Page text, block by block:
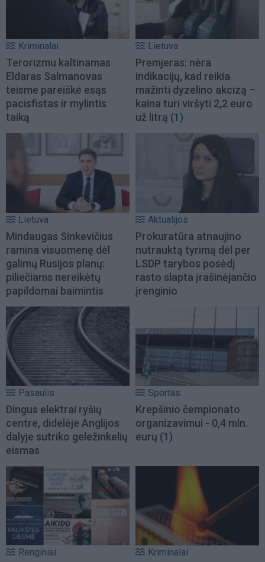
Kriminalai
Terorizmu kaltinamas
Eldaras Salmanovas
teisme pareiškė esąs
pacisfistas ir mylintis
taiką
Lietuva
Premjeras: nėra
indikacijų, kad reikia
mažinti dyzelino akcizą –
kaina turi viršyti 2,2 euro
už litrą (1)
Lietuva
Mindaugas Sinkevičius
ramina visuomenę dėl
galimų Rusijos planų:
piliečiams nereikėtų
papildomai baimintis
Aktualijos
Prokuratūra atnaujino
nutrauktą tyrimą dėl per
LSDP tarybos posėdį
rasto slapta įrašinėjančio
įrenginio
Pasaulis
Dingus elektrai ryšių
centre, didelėje Anglijos
dalyje sutriko geležinkelių
eismas
Sportas
Krepšinio čempionato
organizavimui - 0,4 mln.
eurų (1)
Renginiai Kriminalai